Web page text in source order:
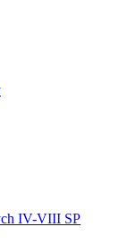
IV-VIII SP